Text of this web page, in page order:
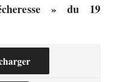
» du 19